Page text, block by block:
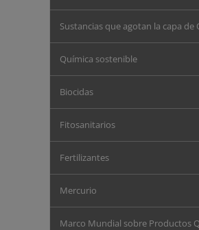
Sustancias que agotan la capa de
Química sostenible
Biocidas
Fitosanitarios
Fertilizantes
Mercurio
Marco Mundial sobre Productos